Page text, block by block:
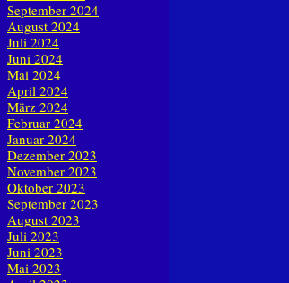
September 2024
August 2024
Juli 2024
Juni 2024
Mai 2024
April 2024
März 2024
Februar 2024
Januar 2024
Dezember 2023
November 2023
Oktober 2023
September 2023
August 2023
Juli 2023
Juni 2023
Mai 2023